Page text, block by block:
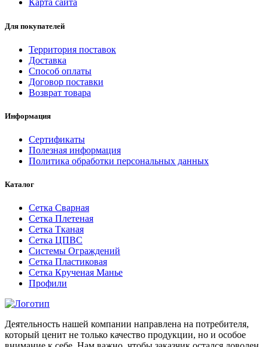
Карта сайта
Для покупателей
Территория поставок
Доставка
Способ оплаты
Договор поставки
Возврат товара
Информация
Сертификаты
Полезная информация
Политика обработки персональных данных
Каталог
Сетка Сварная
Сетка Плетеная
Сетка Тканая
Сетка ЦПВС
Системы Ограждений
Сетка Пластиковая
Сетка Крученая Манье
Профили
Деятельность нашей компании направлена на потребителя,
который ценит не только качество продукции, но и особое